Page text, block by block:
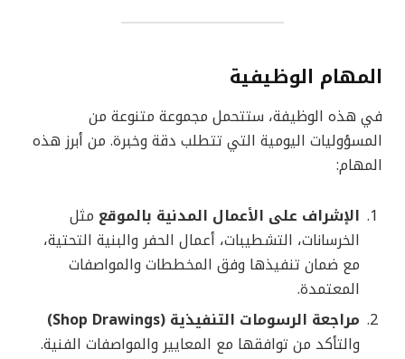
المهام الوظيفية
في هذه الوظيفة، ستتحمل مجموعة متنوعة من
المسؤوليات اليومية التي تتطلب دقة وخبرة. من أبرز هذه
المهام:
الإشراف على الأعمال المدنية بالموقع مثل
الخرسانات، التشطيبات، أعمال الحفر والبنية التحتية،
مع ضمان تنفيذها وفق المخططات والمواصفات
المعتمدة.
مراجعة الرسومات التنفيذية (Shop Drawings)
والتأكد من توافقها مع المعايير والمواصفات الفنية.